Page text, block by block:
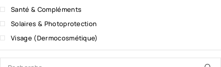
Santé & Compléments
Solaires & Photoprotection
Visage (Dermocosmétique)